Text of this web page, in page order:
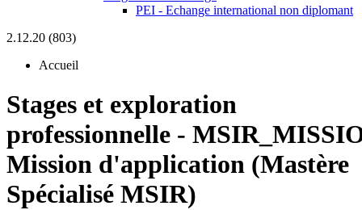
PEI - Echange international non diplomant
2.12.20 (803)
Accueil
Stages et exploration
professionnelle -
Mission d'application (Mastère
Spécialisé MSIR)